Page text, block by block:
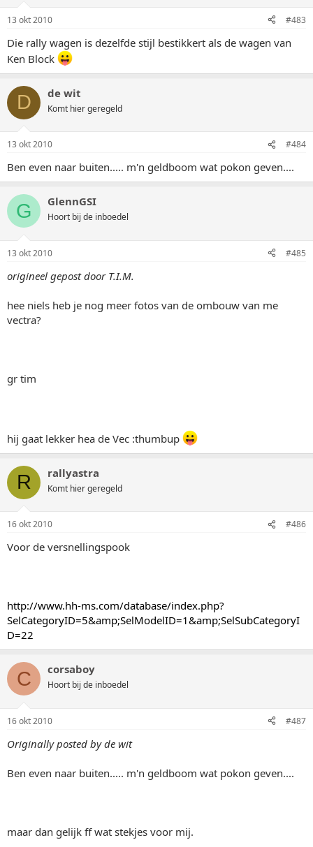
13 okt 2010 #483
Die rally wagen is dezelfde stijl bestikkert als de wagen van
Ken Block
D de wit
Komt hier geregeld
13 okt 2010 #484
Ben even naar buiten..... m'n geldboom wat pokon geven....
G GlennGSI
Hoort bij de inboedel
13 okt 2010 #485
origineel gepost door T.I.M.
hee niels heb je nog meer fotos van de ombouw van me
vectra?
gr tim
hij gaat lekker hea de Vec :thumbup
R rallyastra
Komt hier geregeld
16 okt 2010 #486
Voor de versnellingspook
http://www.hh-ms.com/database/index.php?
SelCategoryID=5&amp;SelModelID=1&amp;SelSubCategoryI
D=22
C corsaboy
Hoort bij de inboedel
16 okt 2010 #487
Originally posted by de wit
Ben even naar buiten..... m'n geldboom wat pokon geven....
maar dan gelijk ff wat stekjes voor mij.